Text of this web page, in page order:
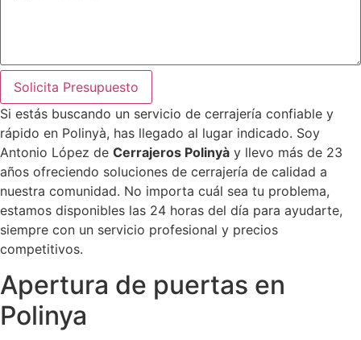
Solicita Presupuesto
Si estás buscando un servicio de cerrajería confiable y
rápido en Polinyà, has llegado al lugar indicado. Soy
Antonio López de Cerrajeros Polinyà y llevo más de 23
años ofreciendo soluciones de cerrajería de calidad a
nuestra comunidad. No importa cuál sea tu problema,
estamos disponibles las 24 horas del día para ayudarte,
siempre con un servicio profesional y precios
competitivos.
Apertura de puertas en
Polinya